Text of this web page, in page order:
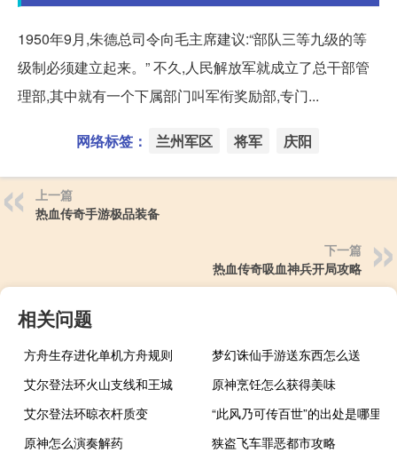
1950年9月,朱德总司令向毛主席建议:“部队三等九级的等
级制必须建立起来。” 不久,人民解放军就成立了总干部管
理部,其中就有一个下属部门叫军衔奖励部,专门...
网络标签： 兰州军区 将军 庆阳
上一篇
热血传奇手游极品装备
下一篇
热血传奇吸血神兵开局攻略
相关问题
方舟生存进化单机方舟规则
梦幻诛仙手游送东西怎么送
艾尔登法环火山支线和王城
原神烹饪怎么获得美味
艾尔登法环晾衣杆质变
“此风乃可传百世”的出处是哪里
原神怎么演奏解药
狭盗飞车罪恶都市攻略